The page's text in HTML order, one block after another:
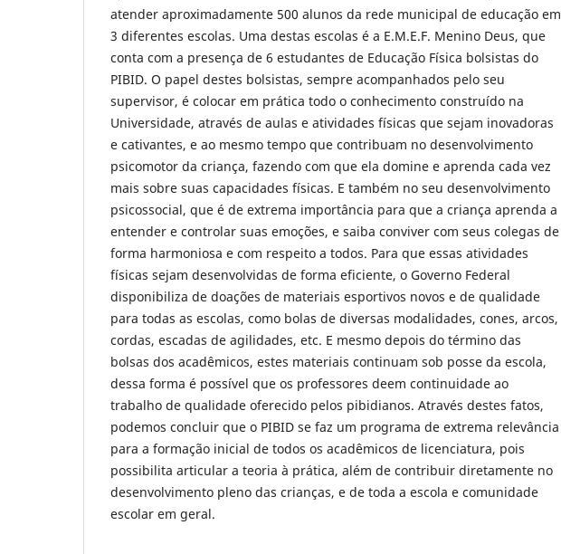
atender aproximadamente 500 alunos da rede municipal de educação em
3 diferentes escolas. Uma destas escolas é a E.M.E.F. Menino Deus, que
conta com a presença de 6 estudantes de Educação Física bolsistas do
PIBID. O papel destes bolsistas, sempre acompanhados pelo seu
supervisor, é colocar em prática todo o conhecimento construído na
Universidade, através de aulas e atividades físicas que sejam inovadoras
e cativantes, e ao mesmo tempo que contribuam no desenvolvimento
psicomotor da criança, fazendo com que ela domine e aprenda cada vez
mais sobre suas capacidades físicas. E também no seu desenvolvimento
psicossocial, que é de extrema importância para que a criança aprenda a
entender e controlar suas emoções, e saiba conviver com seus colegas de
forma harmoniosa e com respeito a todos. Para que essas atividades
físicas sejam desenvolvidas de forma eficiente, o Governo Federal
disponibiliza de doações de materiais esportivos novos e de qualidade
para todas as escolas, como bolas de diversas modalidades, cones, arcos,
cordas, escadas de agilidades, etc. E mesmo depois do término das
bolsas dos acadêmicos, estes materiais continuam sob posse da escola,
dessa forma é possível que os professores deem continuidade ao
trabalho de qualidade oferecido pelos pibidianos. Através destes fatos,
podemos concluir que o PIBID se faz um programa de extrema relevância
para a formação inicial de todos os acadêmicos de licenciatura, pois
possibilita articular a teoria à prática, além de contribuir diretamente no
desenvolvimento pleno das crianças, e de toda a escola e comunidade
escolar em geral.